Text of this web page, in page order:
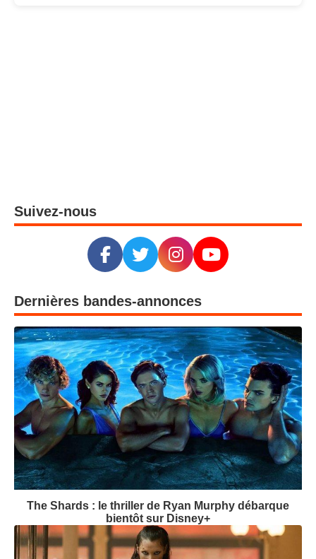
Suivez-nous
Dernières bandes-annonces
The Shards : le thriller de Ryan Murphy débarque
bientôt sur Disney+